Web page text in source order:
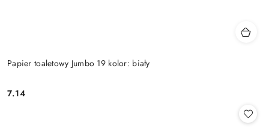
Papier toaletowy Jumbo 19 kolor: biały
Cena:
7.14